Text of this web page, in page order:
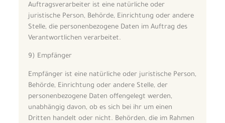
Auftragsverarbeiter ist eine natürliche oder
juristische Person, Behörde, Einrichtung oder andere
Stelle, die personenbezogene Daten im Auftrag des
Verantwortlichen verarbeitet.
9) Empfänger
Empfänger ist eine natürliche oder juristische Person,
Behörde, Einrichtung oder andere Stelle, der
personenbezogene Daten offengelegt werden,
unabhängig davon, ob es sich bei ihr um einen
Dritten handelt oder nicht. Behörden, die im Rahmen